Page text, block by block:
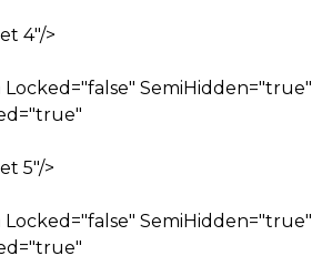
4″/>
Locked="false" SemiHidden="true"
5″/>
Locked="false" SemiHidden="true"